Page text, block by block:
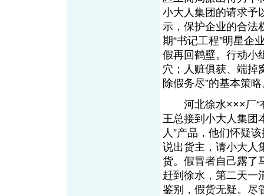
小大人集团的请求予
示，保护企业的合法
期“书记工程”明星企
假再回鹤壁。行动小
穴；人赃俱获、端掉
除假务尽”的基本策
河北徐水×××厂“有
王总接到小大人集团
人”产品，他们怀疑
说出货主，请小大人
货。假冒者自己露了
赶到徐水，第二天一
鉴别，假货无疑。尽